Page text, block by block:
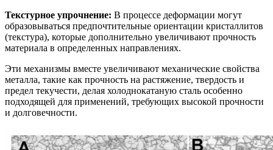
Текстурное упрочнение: В процессе деформации могут
образовываться предпочтительные ориентации кристаллитов
(текстура), которые дополнительно увеличивают прочность
материала в определенных направлениях.
Эти механизмы вместе увеличивают механические свойства
металла, такие как прочность на растяжение, твердость и
предел текучести, делая холоднокатаную сталь особенно
подходящей для применений, требующих высокой прочности
и долговечности.